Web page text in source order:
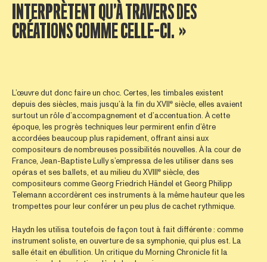
INTERPRÈTENT QU’À TRAVERS DES
CRÉATIONS COMME CELLE-CI. »
L’œuvre dut donc faire un choc. Certes, les timbales existent
depuis des siècles, mais jusqu’à la fin du XVIIesiècle, elles avaient
surtout un rôle d’accompagnement et d’accentuation. À cette
époque, les progrès techniques leur permirent enfin d’être
accordées beaucoup plus rapidement, offrant ainsi aux
compositeurs de nombreuses possibilités nouvelles. À la cour de
France, Jean-Baptiste Lully s’empressa de les utiliser dans ses
opéras et ses ballets, et au milieu du XVIIIesiècle, des
compositeurs comme Georg Friedrich Händel et Georg Philipp
Telemann accordèrent ces instruments à la même hauteur que les
trompettes pour leur conférer un peu plus de cachet rythmique.
Haydn les utilisa toutefois de façon tout à fait différente : comme
instrument soliste, en ouverture de sa symphonie, qui plus est. La
salle était en ébullition. Un critique du Morning Chronicle fit la